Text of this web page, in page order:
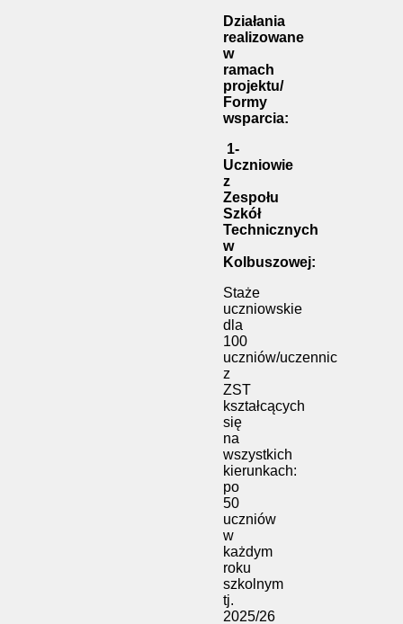
Działania
realizowane
w
ramach
projektu/
Formy
wsparcia:
1-
Uczniowie
z
Zespołu
Szkół
Technicznych
w
Kolbuszowej:
Staże
uczniowskie
dla
100
uczniów/uczennic
z
ZST
kształcących
się
na
wszystkich
kierunkach:
po
50
uczniów
w
każdym
roku
szkolnym
tj.
2025/26